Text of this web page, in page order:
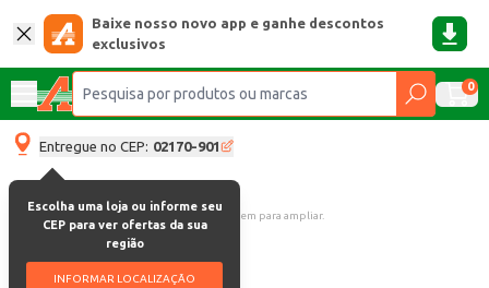
Baixe nosso novo app e ganhe descontos
exclusivos
0
Entregue no CEP: 02170-901
Escolha uma loja ou informe seu
CEP para ver ofertas da sua
região
INFORMAR LOCALIZAÇÃO
Clique na imagem para ampliar.
Código:47516